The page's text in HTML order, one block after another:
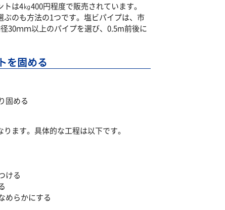
は4㎏400円程度で販売されています。
のも方法の1つです。塩ビパイプは、市
30ｍｍ以上のパイプを選び、0.5m前後に
を固める
固める
ます。具体的な工程は以下です。
ける
めらかにする